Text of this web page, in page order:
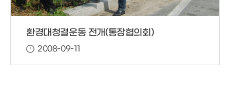
환경대청결운동 전개(통장협의회)
2008-09-11